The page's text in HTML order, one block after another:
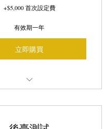
+$5,000 首次設定費
有效期一年
立即購買